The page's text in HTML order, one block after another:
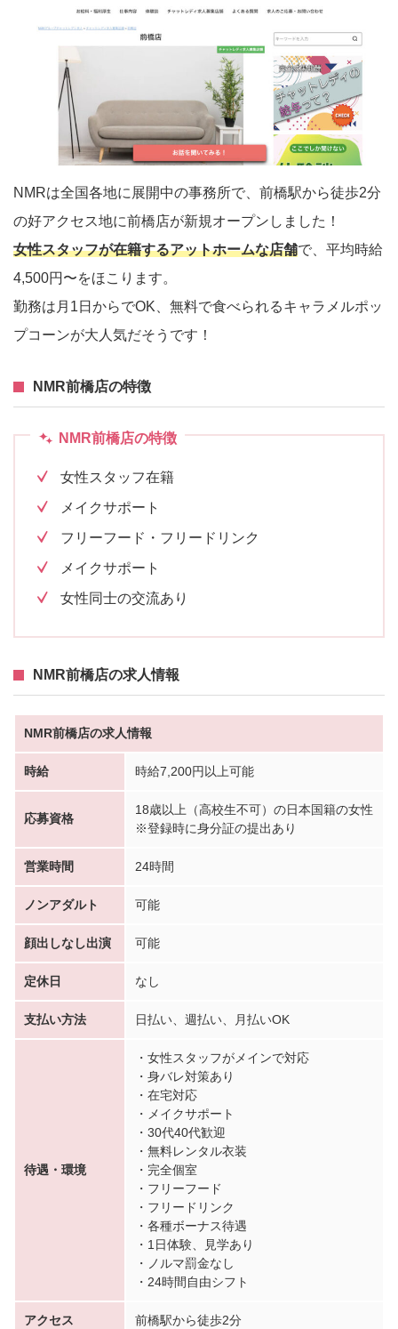
NMRは全国各地に展開中の事務所で、前橋駅から徒歩2分
の好アクセス地に前橋店が新規オープンしました！
女性スタッフが在籍するアットホームな店舗で、平均時給
4,500円〜をほこります。
勤務は月1日からでOK、無料で食べられるキャラメルポッ
プコーンが大人気だそうです！
NMR前橋店の特徴
NMR前橋店の特徴
女性スタッフ在籍
メイクサポート
フリーフード・フリードリンク
メイクサポート
女性同士の交流あり
NMR前橋店の求人情報
NMR前橋店の求人情報
時給 時給7,200円以上可能
応募資格
18歳以上（高校生不可）の日本国籍の女性
※登録時に身分証の提出あり
営業時間 24時間
ノンアダルト 可能
顔出しなし出演 可能
定休日 なし
支払い方法 日払い、週払い、月払いOK
待遇・環境
・女性スタッフがメインで対応
・身バレ対策あり
・在宅対応
・メイクサポート
・30代40代歓迎
・無料レンタル衣装
・完全個室
・フリーフード
・フリードリンク
・各種ボーナス待遇
・1日体験、見学あり
・ノルマ罰金なし
・24時間自由シフト
アクセス 前橋駅から徒歩2分